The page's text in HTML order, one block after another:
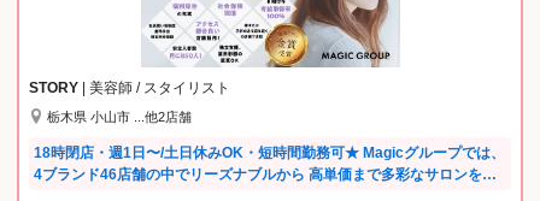
心してキャリアを築ける制度を整えています。 ★ブランクOK！手厚い
サポートで不安を解消★ ・20代〜50代まで幅広く活躍中！最新技術やカ
ットの不安もマンツーマンで解消します。 ・一度美容業界を離れた方も
ランド・46店舗を展開しており、 リーズナブル・中価格・高価格なサロ
ンと幅広くお選びいただけます。 またブランドに応じて予約あり・なし
など異なるため 本当の意味でライフスタイルの変化に合わせた働き方が
可能です！
STORY | 美容師 / スタイリスト
栃木県 小山市 ...他2店舗
18時閉店・週1日〜/土日休みOK・短時間勤務可★ Magicグループでは、
4ブランド46店舗の中でリーズナブルから 高単価まで多彩なサロンを展